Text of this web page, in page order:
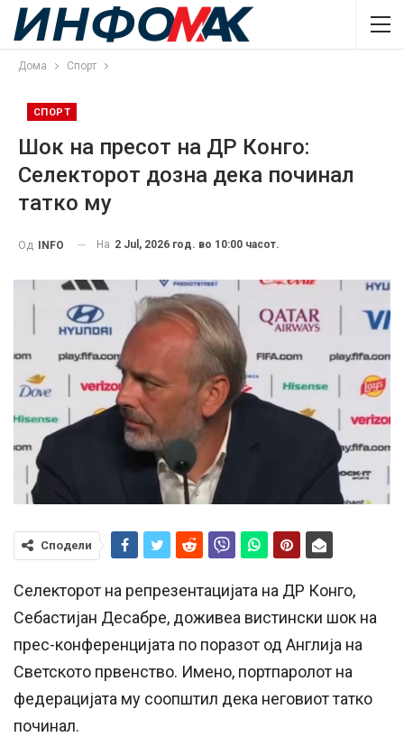
Дома Спорт
СПОРТ
Шок на пресот на ДР Конго:
Селекторот дозна дека починал
татко му
Од INFO На 2 Jul, 2026 год. во 10:00 часот.
Сподели
Селекторот на репрезентацијата на ДР Конго,
Себастијан Десабре, доживеа вистински шок на
прес-конференцијата по поразот од Англија на
Светското првенство. Имено, портпаролот на
федерацијата му соопштил дека неговиот татко
починал.